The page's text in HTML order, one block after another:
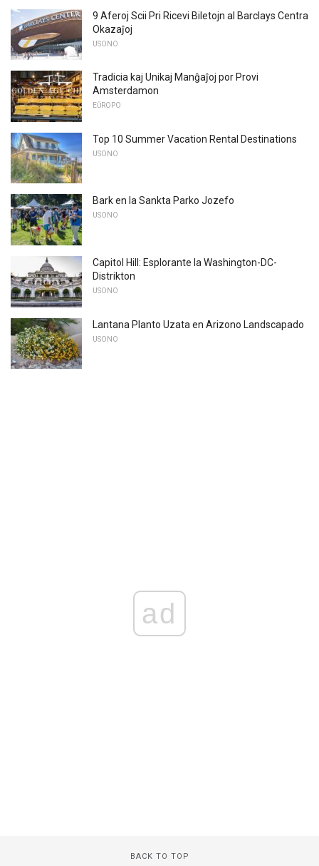
9 Aferoj Scii Pri Ricevi Biletojn al Barclays Centra
Okazaĵoj
USONO
Tradicia kaj Unikaj Manĝaĵoj por Provi
Amsterdamon
EŬROPO
Top 10 Summer Vacation Rental Destinations
USONO
Bark en la Sankta Parko Jozefo
USONO
Capitol Hill: Esplorante la Washington-DC-
Distrikton
USONO
Lantana Planto Uzata en Arizono Landscapado
USONO
ad
BACK TO TOP